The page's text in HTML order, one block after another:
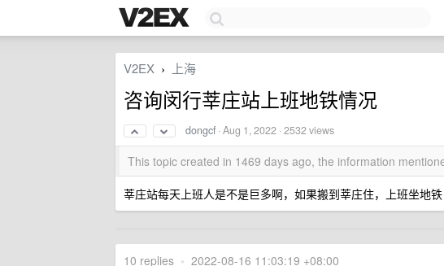
V2EX › 上海
咨询闵行莘庄站上班地铁情况
dongcf·Aug 1, 2022 · 2532 views
This topic created in 1469 days ago, the information
莘庄站每天上班人是不是巨多啊，如果搬到莘庄住，上班坐地
10 replies • 2022-08-16 11:03:19 +08:00